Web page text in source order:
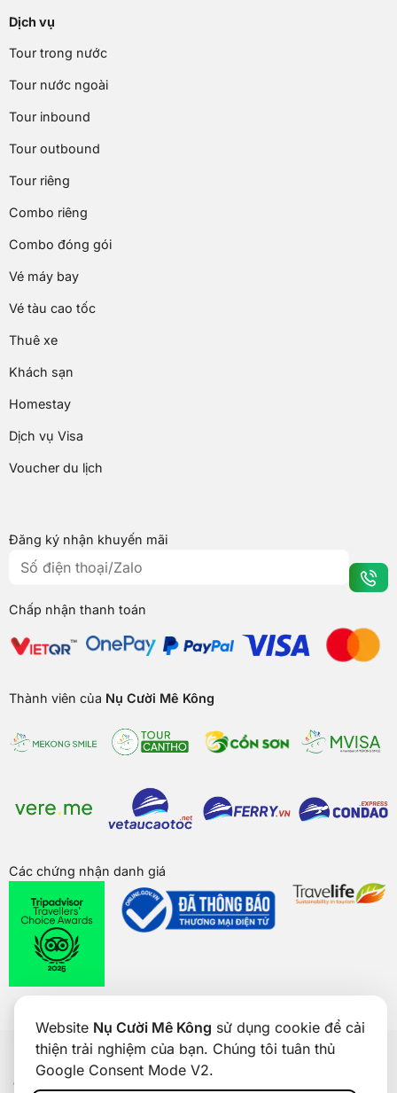
Website Nụ Cười Mê Kông sử dụng cookie để cải
thiện trải nghiệm của bạn. Chúng tôi tuân thủ
Google Consent Mode V2.
Dịch vụ
Tour trong nước
Tour nước ngoài
Tour inbound
Tour outbound
Tour riêng
Combo riêng
Combo đóng gói
Vé máy bay
Vé tàu cao tốc
Thuê xe
Khách sạn
Homestay
Dịch vụ Visa
Voucher du lịch
Đăng ký nhận khuyến mãi
Chấp nhận thanh toán
Thành viên của Nụ Cười Mê Kông
Các chứng nhận danh giá
Bản quyền củaNụ Cười Mê Kông
® 2026. CÔNG TY CỔ PHẦN
THƯƠNG MẠI DU LỊCH NỤ CƯỜI MÊ KÔNG. GPDKKD: 1801511350
do sở KH & ĐT TP. Cần Thơ cấp ngày 24/01/2017. Số giấy phép kinh